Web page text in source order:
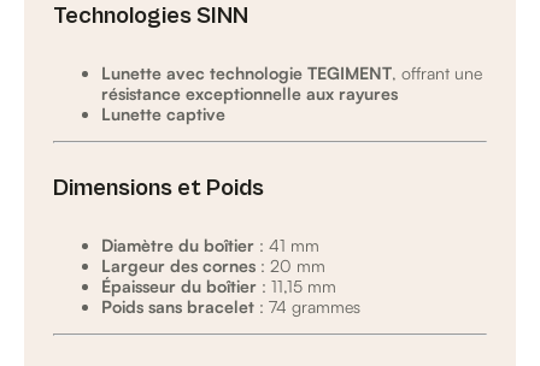
Technologies SINN
Lunette avec technologie TEGIMENT, offrant une
résistance exceptionnelle aux rayures
Lunette captive
Dimensions et Poids
Diamètre du boîtier : 41 mm
Largeur des cornes : 20 mm
Épaisseur du boîtier : 11,15 mm
Poids sans bracelet : 74 grammes